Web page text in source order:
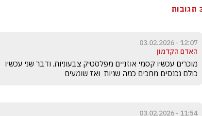
12:07 - 03.02.2026
האדם הקדמון
כולם נכנסים מחכים כמה שניות  ואז שומעים
11:54 - 03.02.2026